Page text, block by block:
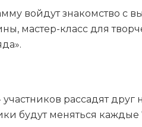
войдут знакомство с
мастер-класс для
рассадят друг
будут меняться каждые